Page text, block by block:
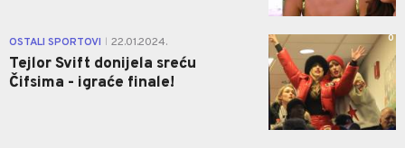
OSTALI SPORTOVI 22.01.2024.
Tejlor Svift donijela sreću
Čifsima - igraće finale!
0